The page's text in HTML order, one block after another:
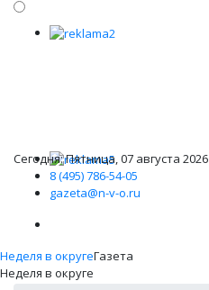
Сегодня: Пятница, 07 августа 2026
8 (495) 786-54-05
gazeta@n-v-o.ru
Неделя в округеГазета
Неделя в округе